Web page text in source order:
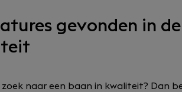
gevonden in
zoek naar een baan in kwaliteit? Dan